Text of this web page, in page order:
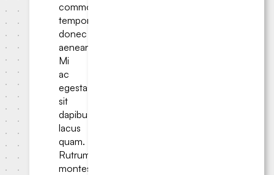
commodo
tempor
donec
aenean.
Mi
ac
egestas
sit
dapibus
lacus
quam.
Rutrum
montes